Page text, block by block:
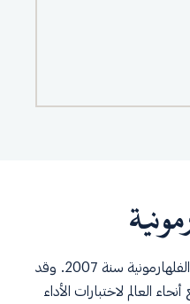
أسست صاحبة السمو أوركسترا قطر الفلهارمونية سنة 2007. وقد
العالم لاختبارات الأداء